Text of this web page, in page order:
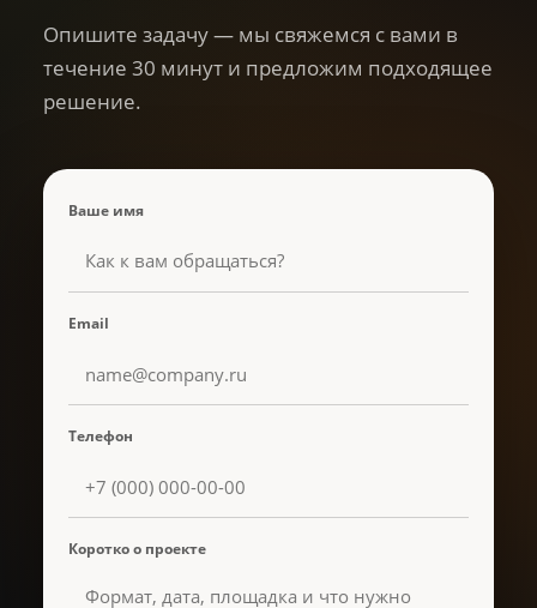
Опишите задачу — мы свяжемся с вами в
течение 30 минут и предложим подходящее
решение.
Ваше имя
Email
Телефон
Коротко о проекте